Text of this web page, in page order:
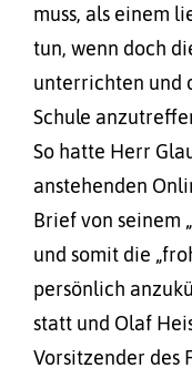
muss, als einem
tun, wenn doch
unterrichten und
Schule
So hatte Herr
anstehenden
Brief von seinem
und somit die
persönlich
statt und Olaf
Vorsitzender des